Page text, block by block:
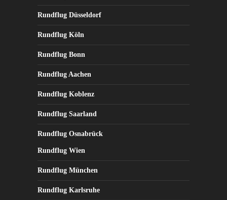
Rundflug Düsseldorf
Rundflug Köln
Rundflug Bonn
Rundflug Aachen
Rundflug Koblenz
Rundflug Saarland
Rundflug Osnabrück
Rundflug Wien
Rundflug München
Rundflug Karlsruhe